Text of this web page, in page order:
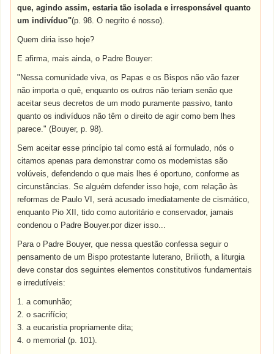
que, agindo assim, estaria tão isolada e irresponsável quanto
um indivíduo"(p. 98. O negrito é nosso).
Quem diria isso hoje?
E afirma, mais ainda, o Padre Bouyer:
"Nessa comunidade viva, os Papas e os Bispos não vão fazer
não importa o quê, enquanto os outros não teriam senão que
aceitar seus decretos de um modo puramente passivo, tanto
quanto os indivíduos não têm o direito de agir como bem lhes
parece." (Bouyer, p. 98).
Sem aceitar esse princípio tal como está aí formulado, nós o
citamos apenas para demonstrar como os modernistas são
volúveis, defendendo o que mais lhes é oportuno, conforme as
circunstâncias. Se alguém defender isso hoje, com relação às
reformas de Paulo VI, será acusado imediatamente de cismático,
enquanto Pio XII, tido como autoritário e conservador, jamais
condenou o Padre Bouyer.por dizer isso...
Para o Padre Bouyer, que nessa questão confessa seguir o
pensamento de um Bispo protestante luterano, Brilioth, a liturgia
deve constar dos seguintes elementos constitutivos fundamentais
e irredutíveis:
1. a comunhão;
2. o sacrifício;
3. a eucaristia propriamente dita;
4. o memorial (p. 101).